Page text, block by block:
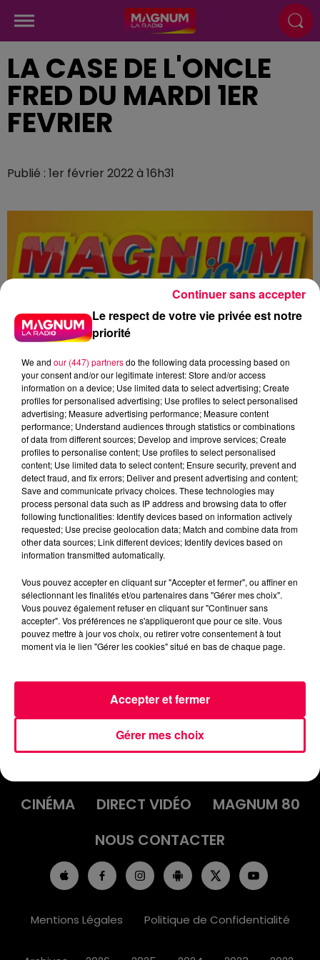
LA CASE DE L'ONCLE
FRED DU MARDI 1ER
FEVRIER
Publié : 1er février 2022 à 16h31
Flash infos
Crédit :Flash infos
07_La_Case_Oncle_Fred_du_mardi_1er_fvrier.mp3
INFOS
EMISSIONS
CINÉMA
DIRECT VIDÉO
MAGNUM 80
NOUS CONTACTER
Mentions Légales Politique de Confidentialité
Le respect de votre vie privée est notre
priorité
We and our (447) partnersdo the following data processing based on
your consent and/or our legitimate interest: Store and/or access
information on a device; Use limited data to select advertising; Create
profiles for personalised advertising; Use profiles to select personalised
advertising; Measure advertising performance; Measure content
performance; Understand audiences through statistics or combinations
of data from different sources; Develop and improve services; Create
profiles to personalise content; Use profiles to select personalised
content; Use limited data to select content; Ensure security, prevent and
detect fraud, and fix errors; Deliver and present advertising and content;
Save and communicate privacy choices. These technologies may
process personal data such as IP address and browsing data to offer
following functionalities: Identify devices based on information actively
requested; Use precise geolocation data; Match and combine data from
other data sources; Link different devices; Identify devices based on
information transmitted automatically.
Vous pouvez accepter en cliquant sur "Accepter et fermer", ou affiner en
sélectionnant les finalités et/ou partenaires dans "Gérer mes choix".
Vous pouvez également refuser en cliquant sur "Continuer sans
accepter". Vos préférences ne s'appliqueront que pour ce site. Vous
pouvez mettre à jour vos choix, ou retirer votre consentement à tout
moment via le lien "Gérer les cookies" situé en bas de chaque page.
Gérer mes choix
Accepter et fermer
Continuer sans accepter